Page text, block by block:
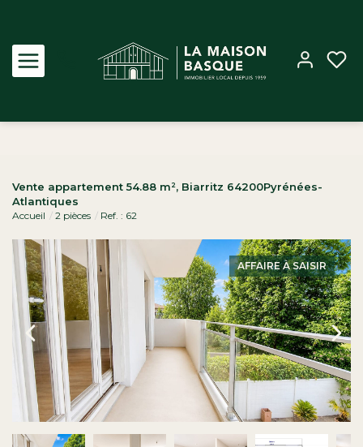
Louer
Estimer
Biens vendus
Notre Agence
Contact
Vente appartement 54.88 m², Biarritz 64200Pyrénées-
Atlantiques
Accueil 2 pièces Ref. : 62
AFFAIRE À SAISIR